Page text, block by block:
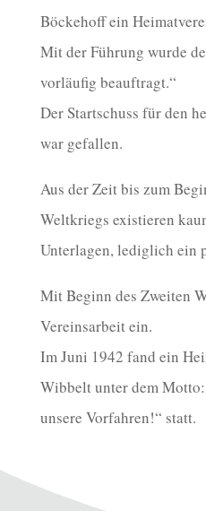
Böckehoff ein
Mit der Führung wurde
vorläufig beauftragt.“
Der Startschuss für den
war gefallen.
Aus der Zeit bis zum
Weltkriegs existieren
Unterlagen, lediglich ein
Mit Beginn des Zweiten
Vereinsarbeit ein.
Im Juni 1942 fand ein
Wibbelt unter dem
unsere Vorfahren!“ statt.